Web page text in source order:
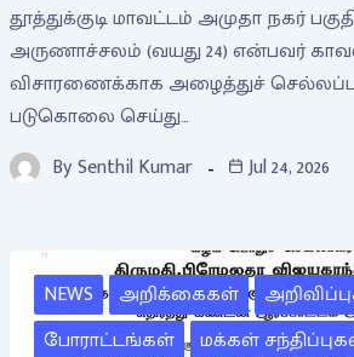
தூத்துக்குடி மாவட்டம் அமுதா நகர்
அருணாச்சலம் (வயது 24) என்பவர்
விசாரணைக்காக அழைத்துச்
படுகொலை செய்து…
BySenthil Kumar Jul 24, 2026
NEWS அறிக்கைகள்
போராட்டங்கள்
மக்கள்